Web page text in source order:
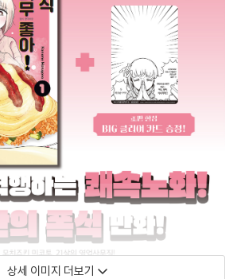
상세 이미지 더보기